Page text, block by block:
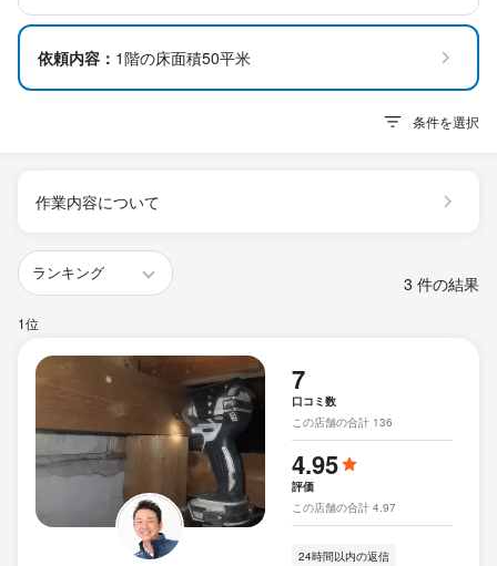
依頼内容： 1階の床面積50平米
条件を選択
作業内容について
3 件の結果
1位
7
口コミ数
この店舗の合計 136
4.95
評価
この店舗の合計 4.97
24時間以内の返信